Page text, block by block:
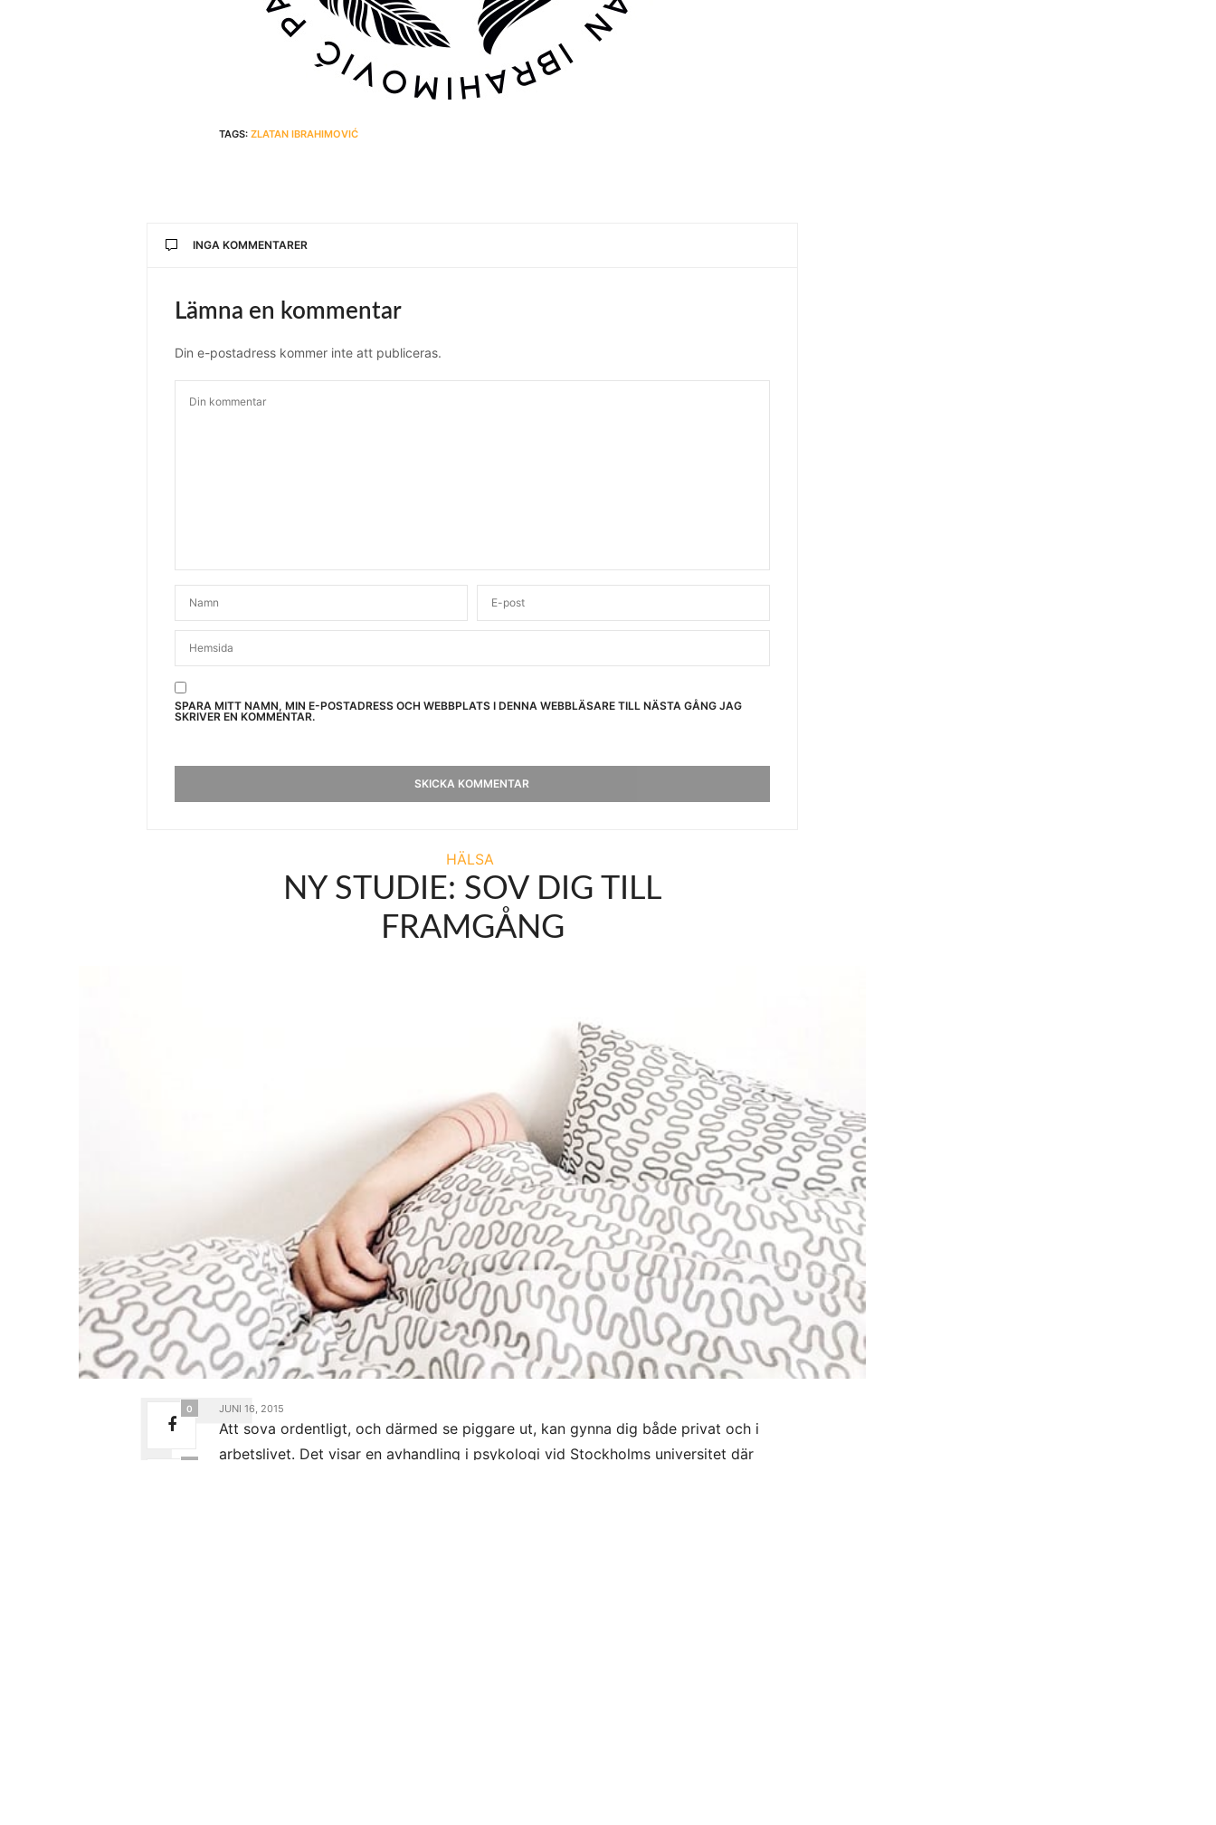
TAGS: ZLATAN IBRAHIMOVIĆ
INGA KOMMENTARER
Lämna en kommentar
Din e-postadress kommer inte att publiceras.
SPARA MITT NAMN, MIN E-POSTADRESS OCH WEBBPLATS I DENNA WEBBLÄSARE TILL NÄSTA GÅNG JAG
SKRIVER EN KOMMENTAR.
HÄLSA
NY STUDIE: SOV DIG TILL
FRAMGÅNG
0 JUNI 16, 2015
Att sova ordentligt, och därmed se piggare ut, kan gynna dig både privat och i
arbetslivet. Det visar en avhandling i psykologi vid Stockholms universitet där